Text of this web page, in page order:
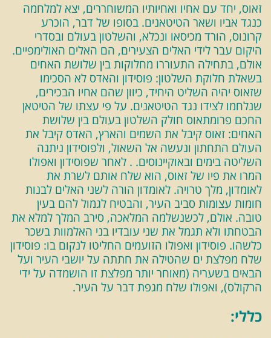
זאוס, יחד עם אחיו ואחיותיו המשוחררים, יצא למלחמה
כנגד אביו ושאר הטיטאנים. בסופו של דבר, הוכרע
קרונוס, הורד מכיסאו ונכלא, והשלטון בעולם ובסדרי
היקום עבר לידי האלים הצעירים, הם האלים האולימפיים.
אולם, בתחילה התעוררו מחלוקות בין שלושת האחים
בשאלת חלוקת השלטון: פוסידון והאדס לא הסכימו
שזאוס יהיה השליט היחיד, כיוון שהם אחיו הבכירים,
שנלחמו לצידו נגד הטיטאנים. על פי עצתו של הטיטאן
החכם פרומתאוס חולק השלטון בעולם בין שלושת
האחים: זאוס קיבל את השמים והארץ, האדס קיבל את
העולם התחתון ונעשה אל השאול, ולפוסידון ניתנה
השליטה בימים ובאוקיינוסים. . לאחר שפוסידון ואפולו
המרו את פיו של זאוס, הוא שלח אותם לשרת את
לאומדון, מלך טרויה. לאומדון הורה לשני האלים לבנות
חומות עצומות סביב העיר, והבטיח לגמול להם בעין
טובה. אולם, לכשנשלמה המלאכה, סירב המלך למלא את
הבטחתו ולא תגמל את שני עובדיו בני האלמוות בשכר
כלשהו. פוסידון ואפולו הזועמים החליטו לנקום בו: פוסידון
שלח מפלצת ים שהטילה את חתתה על יושבי העיר ועל
הבאים בשעריה (מאוחר יותר מפלצת זו הושמדה על ידי
הרקולס), ואפולו שלח מגפת דבר על העיר.
כללי: